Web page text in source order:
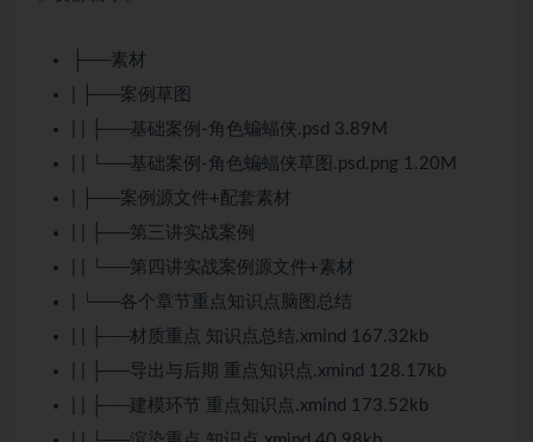
├──素材
| ├──案例草图
| | ├──基础案例-角色蝙蝠侠.psd 3.89M
| | └──基础案例-角色蝙蝠侠草图.psd.png 1.20M
| ├──案例源文件+配套素材
| | ├──第三讲实战案例
| | └──第四讲实战案例源文件+素材
| └──各个章节重点知识点脑图总结
| | ├──材质重点 知识点总结.xmind 167.32kb
| | ├──导出与后期 重点知识点.xmind 128.17kb
| | ├──建模环节 重点知识点.xmind 173.52kb